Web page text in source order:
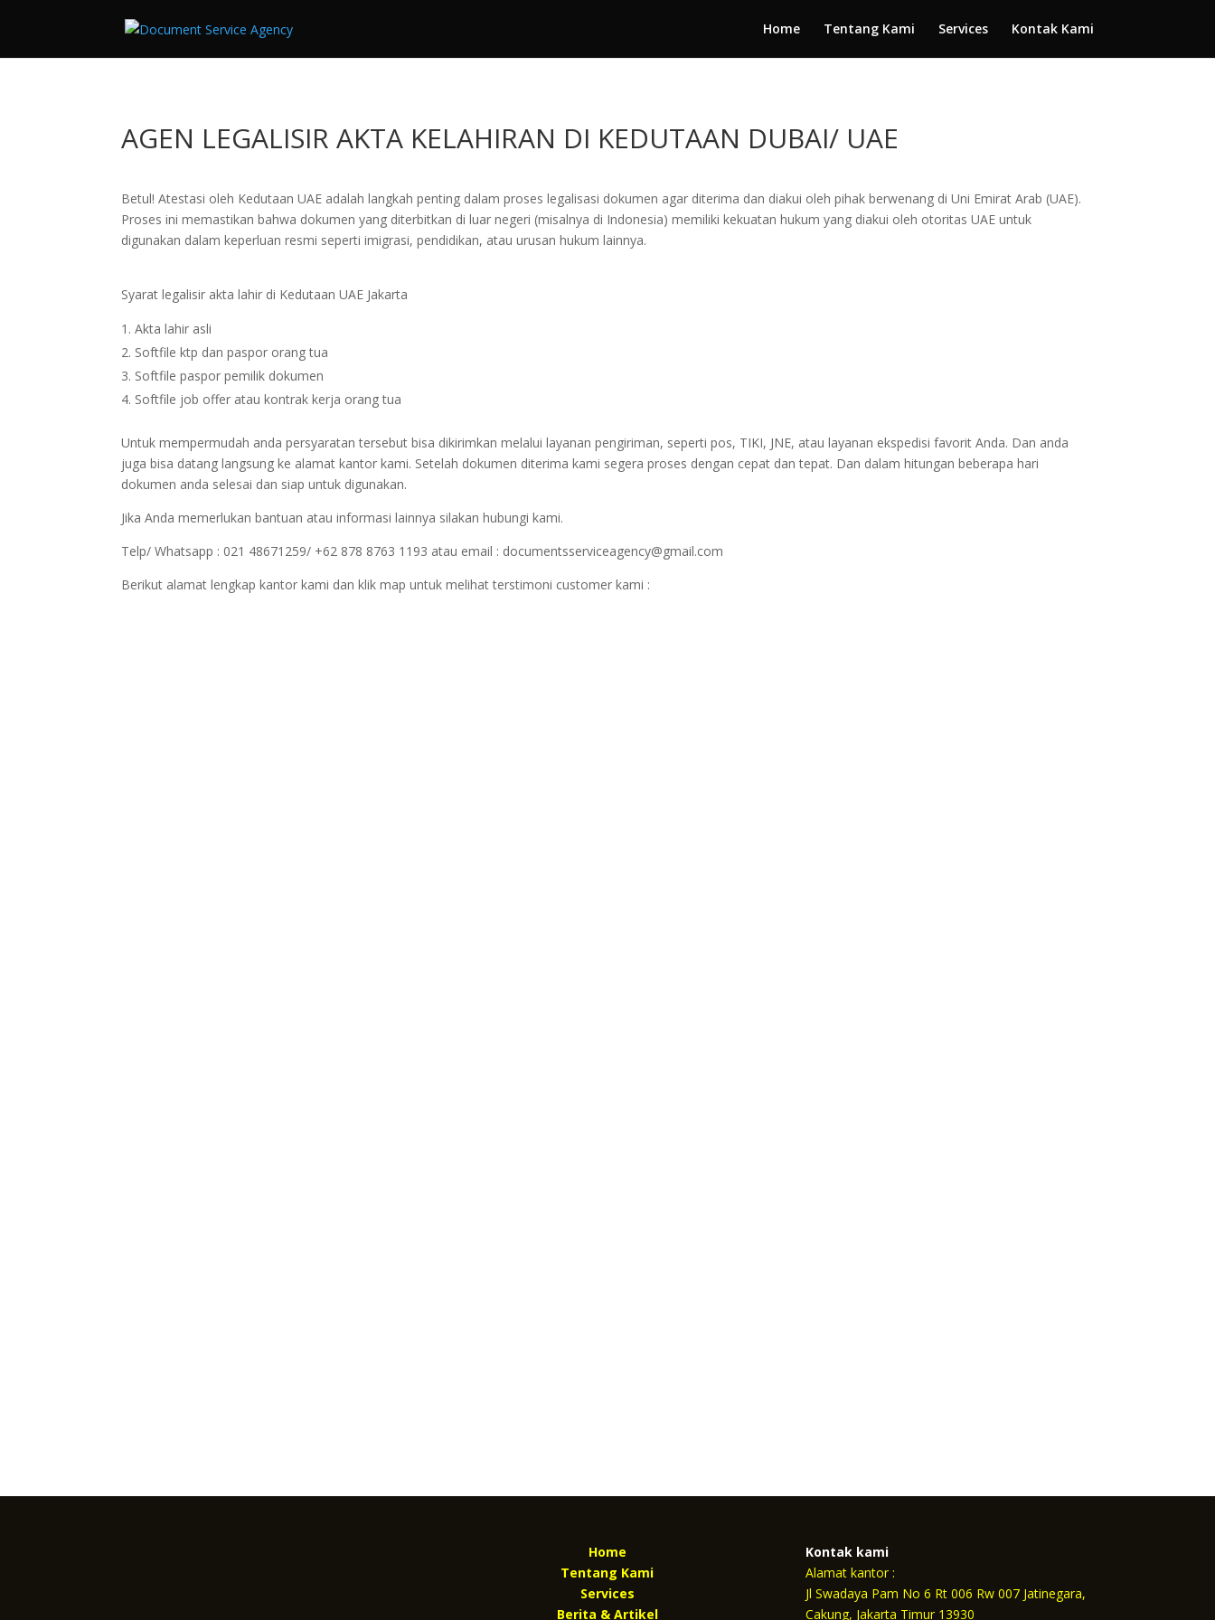
Home Tentang Kami Services Kontak Kami
AGEN LEGALISIR AKTA KELAHIRAN DI KEDUTAAN DUBAI/ UAE
Betul! Atestasi oleh Kedutaan UAE adalah langkah penting dalam proses legalisasi dokumen agar diterima dan diakui oleh pihak berwenang di Uni Emirat Arab (UAE).
Proses ini memastikan bahwa dokumen yang diterbitkan di luar negeri (misalnya di Indonesia) memiliki kekuatan hukum yang diakui oleh otoritas UAE untuk
digunakan dalam keperluan resmi seperti imigrasi, pendidikan, atau urusan hukum lainnya.
Syarat legalisir akta lahir di Kedutaan UAE Jakarta
Akta lahir asli
Softfile ktp dan paspor orang tua
Softfile paspor pemilik dokumen
Softfile job offer atau kontrak kerja orang tua
Untuk mempermudah anda persyaratan tersebut bisa dikirimkan melalui layanan pengiriman, seperti pos, TIKI, JNE, atau layanan ekspedisi favorit Anda. Dan anda
juga bisa datang langsung ke alamat kantor kami. Setelah dokumen diterima kami segera proses dengan cepat dan tepat. Dan dalam hitungan beberapa hari
dokumen anda selesai dan siap untuk digunakan.
Jika Anda memerlukan bantuan atau informasi lainnya silakan hubungi kami.
Telp/ Whatsapp : 021 48671259/ +62 878 8763 1193 atau email : documentsserviceagency@gmail.com
Berikut alamat lengkap kantor kami dan klik map untuk melihat terstimoni customer kami :
Home
Tentang Kami
Services
Berita & Artikel
Kontak kami
Alamat kantor :
Jl Swadaya Pam No 6 Rt 006 Rw 007 Jatinegara,
Cakung, Jakarta Timur 13930